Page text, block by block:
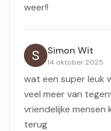
weer!!
Simon Wit
14 oktober 2025
wat een super leuk
veel meer van
vriendelijke mensen
terug